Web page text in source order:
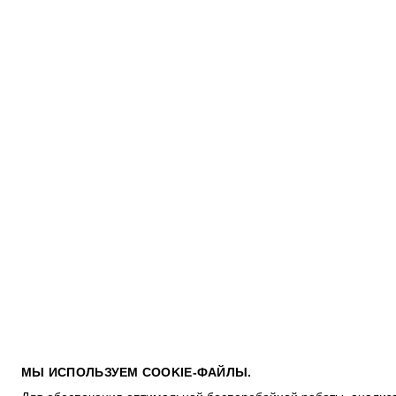
МЫ ИСПОЛЬЗУЕМ COOKIE-ФАЙЛЫ.
ПОКУПАТЕЛЯМ